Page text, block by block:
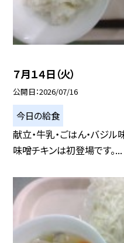
７月１４日（火）
公開日 2026/07/16
今日の給食
献立・牛乳・ごはん・バジ
味噌チキンは初登場です。...